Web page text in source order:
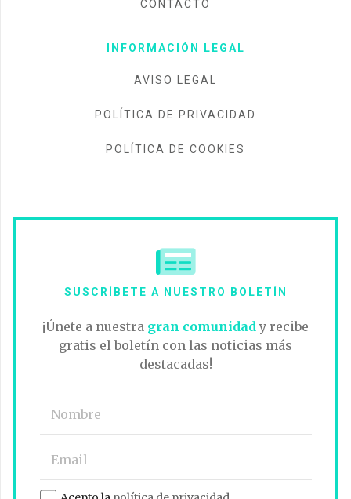
CONTACTO
INFORMACIÓN LEGAL
AVISO LEGAL
POLÍTICA DE PRIVACIDAD
POLÍTICA DE COOKIES
SUSCRÍBETE A NUESTRO BOLETÍN
¡Únete a nuestra gran comunidady recibe
gratis el boletín con las noticias más
destacadas!